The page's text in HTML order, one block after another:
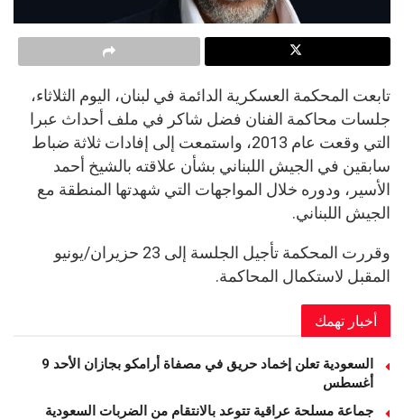
تابعت المحكمة العسكرية الدائمة في لبنان، اليوم الثلاثاء،
جلسات محاكمة الفنان فضل شاكر في ملف أحداث عبرا
التي وقعت عام 2013، واستمعت إلى إفادات ثلاثة ضباط
سابقين في الجيش اللبناني بشأن علاقته بالشيخ أحمد
الأسير، ودوره خلال المواجهات التي شهدتها المنطقة مع
الجيش اللبناني.
وقررت المحكمة تأجيل الجلسة إلى 23 حزيران/يونيو
المقبل لاستكمال المحاكمة.
أخبار تهمك
السعودية تعلن إخماد حريق في مصفاة أرامكو بجازان الأحد 9
أغسطس
جماعة مسلحة عراقية تتوعد بالانتقام من الضربات السعودية